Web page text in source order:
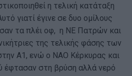
η τελική κατάταξη
γιατί έγινε σε δυο ομίλους
τα πλέι οφ, η ΝΕ Πατρών και
της τελικής φάσης των
Α1, ενώ ο ΝΑΟ Κέρκυρας και
έφτασαν στη βρύση αλλά νερό